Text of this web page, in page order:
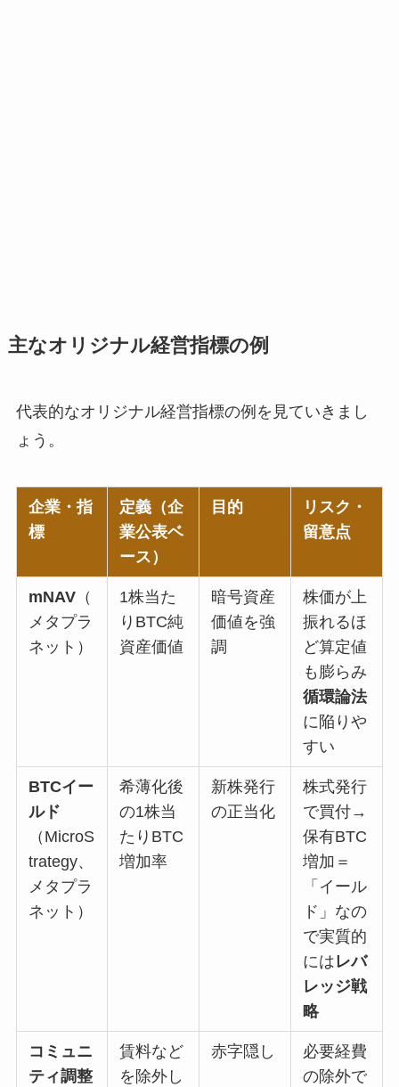
主なオリジナル経営指標の例
代表的なオリジナル経営指標の例を見ていきまし
ょう。
企業・指
標
定義（企
業公表ベ
ース）
目的
リスク・
留意点
mNAV （
メタプラ
ネット）
1株当た
りBTC純
資産価値
暗号資産
価値を強
調
株価が上
振れるほ
ど算定値
も膨らみ
循環論法
に陥りや
すい
BTCイー
ルド
（MicroS
trategy、
メタプラ
ネット）
希薄化後
の1株当
たりBTC
増加率
新株発行
の正当化
株式発行
で買付→
保有BTC
増加＝
「イール
ド」なの
で実質的
にはレバ
レッジ戦
略
コミュニ
ティ調整
賃料など
を除外し
赤字隠し
必要経費
の除外で